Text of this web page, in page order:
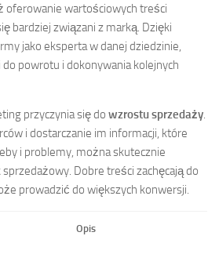
oferowanie wartościowych treści
bardziej związani z marką. Dzięki
jako eksperta w danej dziedzinie,
do powrotu i dokonywania kolejnych
przyczynia się do wzrostu sprzedaży.
i dostarczanie im informacji, które
i problemy, można skutecznie
Dobre treści zachęcają do
prowadzić do większych konwersji.
Opis